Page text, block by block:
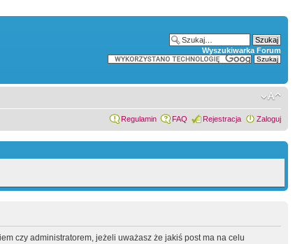
Wyszukiwarka Forum
Regulamin FAQ Rejestracja Zaloguj
czy administratorem, jeżeli uważasz że jakiś post ma na celu